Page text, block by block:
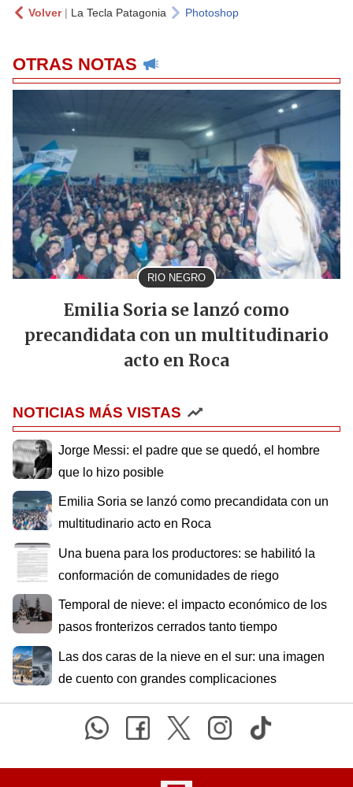
Volver| La Tecla Patagonia Photoshop
OTRAS NOTAS
RIO NEGRO
Emilia Soria se lanzó como
precandidata con un multitudinario
acto en Roca
NOTICIAS MÁS VISTAS
Jorge Messi: el padre que se quedó, el hombre
que lo hizo posible
Emilia Soria se lanzó como precandidata con un
multitudinario acto en Roca
Una buena para los productores: se habilitó la
conformación de comunidades de riego
Temporal de nieve: el impacto económico de los
pasos fronterizos cerrados tanto tiempo
Las dos caras de la nieve en el sur: una imagen
de cuento con grandes complicaciones